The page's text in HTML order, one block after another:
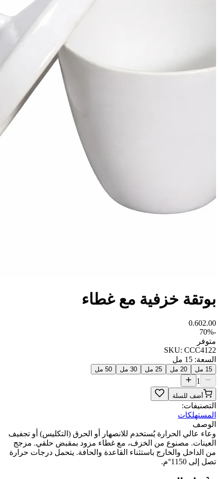
بوتقة خزفية مع غطاء
0.602.00
70%
متوفر
SKU:CCC4122
السعة:15 مل
15 مل 20 مل 25 مل 30 مل 50 مل
أضف للسلة
التصنيفات:
المستهلكات
الوصف
وعاء عالي الحرارة يُستخدم للانصهار أو الحرق (التكليس) أو تجفيف
العينات. مصنوع من الخزف، مع غطاء مزود بمقبض حلقي. مزجج
من الداخل والخارج باستثناء القاعدة والحافة. يتحمل درجات حرارة
تصل إلى 1150°م.